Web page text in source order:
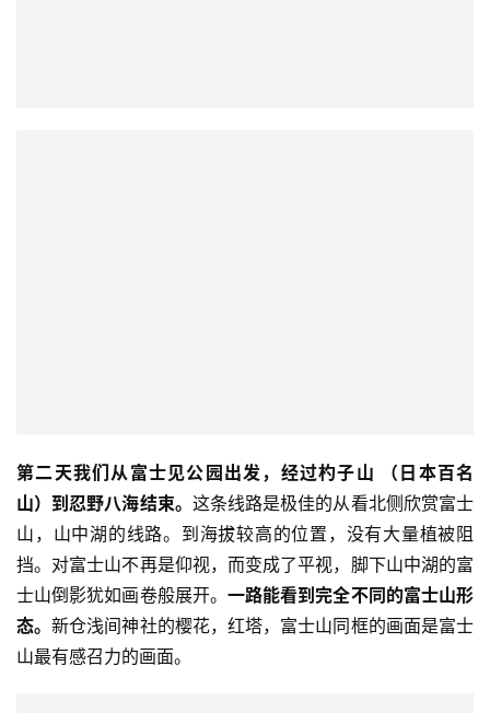
第二天我们从富士见公园出发，经过杓子山 （日本百名
山）到忍野八海结束。 这条线路是极佳的从看北侧欣赏富士
山，山中湖的线路。到海拔较高的位置，没有大量植被阻
挡。对富士山不再是仰视，而变成了平视，脚下山中湖的富
士山倒影犹如画卷般展开。 一路能看到完全不同的富士山形
态。新仓浅间神社的樱花，红塔，富士山同框的画面是富士
山最有感召力的画面。